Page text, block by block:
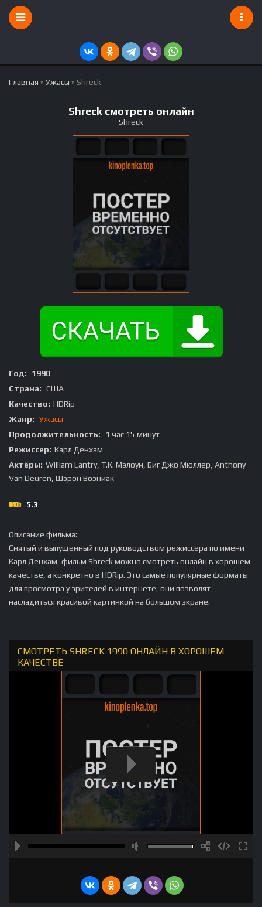
Главная »Ужасы » Shreck
Shreck смотреть онлайн
Shreck
Год:
1990
Страна: США
Качество: HDRip
Жанр: Ужасы
Продолжительность:
1 час 15 минут
Режиссер: Карл Денхам
Актёры: William Lantry, Т.К. Мэлоун, Биг Джо Мюллер, Anthony
Van Deuren, Шэрон Возниак
5.3
Описание фильма:
Снятый и выпущенный под руководством режиссера по имени
Карл Денхам, фильм Shreck можно смотреть онлайн в хорошем
качестве, а конкретно в HDRip. Это самые популярные форматы
для просмотра у зрителей в интернете, они позволят
насладиться красивой картинкой на большом экране.
СМОТРЕТЬ SHRECK 1990 ОНЛАЙН В ХОРОШЕМ
КАЧЕСТВЕ